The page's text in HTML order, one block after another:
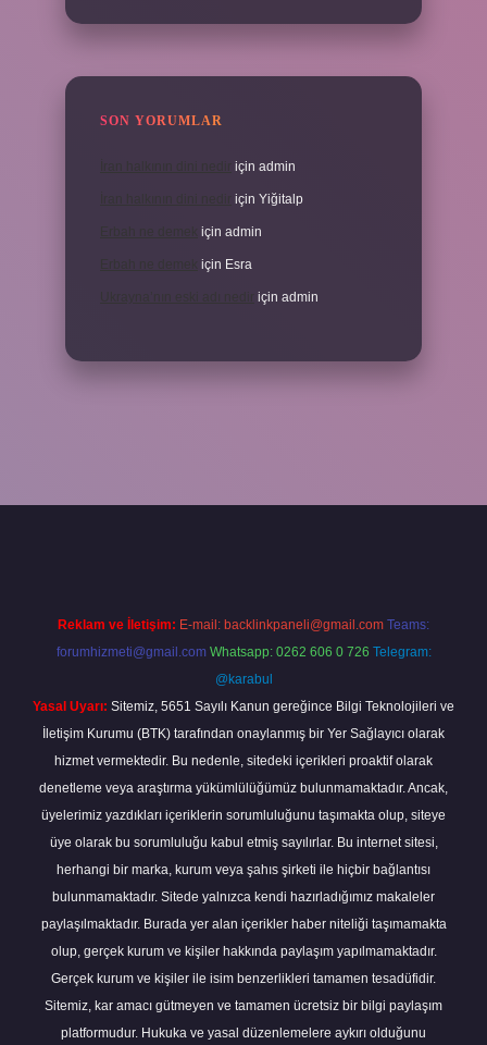
SON YORUMLAR
için admin
için Yiğitalp
için admin
için Esra
için admin
Reklam ve İletişim: E-mail: backlinkpaneli@gmail.com Teams:
forumhizmeti@gmail.com Whatsapp: 0262 606 0 726 Telegram:
@karabul
Yasal Uyarı: Sitemiz, 5651 Sayılı Kanun gereğince Bilgi Teknolojileri ve
İletişim Kurumu (BTK) tarafından onaylanmış bir Yer Sağlayıcı olarak
hizmet vermektedir. Bu nedenle, sitedeki içerikleri proaktif olarak
denetleme veya araştırma yükümlülüğümüz bulunmamaktadır. Ancak,
üyelerimiz yazdıkları içeriklerin sorumluluğunu taşımakta olup, siteye
üye olarak bu sorumluluğu kabul etmiş sayılırlar. Bu internet sitesi,
herhangi bir marka, kurum veya şahıs şirketi ile hiçbir bağlantısı
bulunmamaktadır. Sitede yalnızca kendi hazırladığımız makaleler
paylaşılmaktadır. Burada yer alan içerikler haber niteliği taşımamakta
olup, gerçek kurum ve kişiler hakkında paylaşım yapılmamaktadır.
Gerçek kurum ve kişiler ile isim benzerlikleri tamamen tesadüfidir.
Sitemiz, kar amacı gütmeyen ve tamamen ücretsiz bir bilgi paylaşım
platformudur. Hukuka ve yasal düzenlemelere aykırı olduğunu